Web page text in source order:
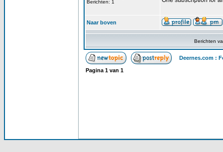
Berichten: 1
Naar boven
Berichten
Deernes.com :
Pagina 1 van 1